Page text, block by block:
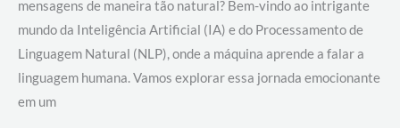
mensagens de maneira tão natural? Bem-vindo ao intrigante
mundo da Inteligência Artificial (IA) e do Processamento de
Linguagem Natural (NLP), onde a máquina aprende a falar a
linguagem humana. Vamos explorar essa jornada emocionante
em um